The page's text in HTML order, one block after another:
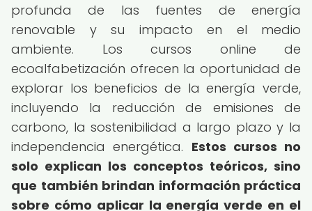
profunda de las fuentes de energía
renovable y su impacto en el medio
ambiente. Los cursos online de
ecoalfabetización ofrecen la oportunidad de
explorar los beneficios de la energía verde,
incluyendo la reducción de emisiones de
carbono, la sostenibilidad a largo plazo y la
independencia energética. Estos cursos no
solo explican los conceptos teóricos, sino
que también brindan información práctica
sobre cómo aplicar la energía verde en el